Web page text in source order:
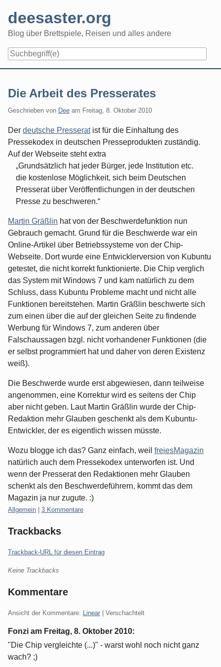
content
deesaster.org
Blog über Brettspiele, Reisen und alles andere
Die Arbeit des Presserates
Geschrieben von Dee am Freitag, 8. Oktober 2010
Der deutsche Presseratist für die Einhaltung des
Pressekodex in deutschen Presseprodukten zuständig.
Auf der Webseite steht extra
Grundsätzlich hat jeder Bürger, jede Institution etc.
die kostenlose Möglichkeit, sich beim Deutschen
Presserat über Veröffentlichungen in der deutschen
Presse zu beschweren.
Martin Gräßlin hat von der Beschwerdefunktion nun
Gebrauch gemacht. Grund für die Beschwerde war ein
Online-Artikel über Betriebssysteme von der Chip-
Webseite. Dort wurde eine Entwicklerversion von Kubuntu
getestet, die nicht korrekt funktionierte. Die Chip verglich
das System mit Windows 7 und kam natürlich zu dem
Schluss, dass Kubuntu Probleme macht und nicht alle
Funktionen bereitstehen. Martin Gräßlin beschwerte sich
zum einen über die auf der gleichen Seite zu findende
Werbung für Windows 7, zum anderen über
Falschaussagen bzgl. nicht vorhandener Funktionen (die
er selbst programmiert hat und daher von deren Existenz
weiß).
Die Beschwerde wurde erst abgewiesen, dann teilweise
angenommen, eine Korrektur wird es seitens der Chip
aber nicht geben. Laut Martin Gräßlin wurde der Chip-
Redaktion mehr Glauben geschenkt als dem Kubuntu-
Entwickler, der es eigentlich wissen müsste.
Wozu blogge ich das? Ganz einfach, weil freiesMagazin
natürlich auch dem Pressekodex unterworfen ist. Und
wenn der Presserat den Redaktionen mehr Glauben
schenkt als den Beschwerdeführern, kommt das dem
Magazin ja nur zugute. :)
Kategorien:
Allgemein 3 Kommentare
Trackbacks
Trackback-URL für diesen Eintrag
Keine Trackbacks
Kommentare
Ansicht der Kommentare: Linear | Verschachtelt
Fonzi am Freitag, 8. Oktober 2010:
"Die Chip vergleichte (...)" - warst wohl noch nicht ganz
wach? ;)